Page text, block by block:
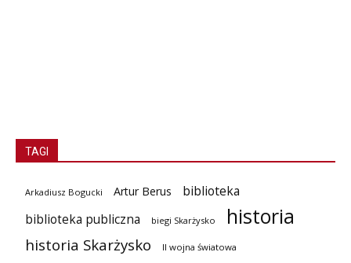
TAGI
Arkadiusz Bogucki Artur Berus
biblioteka
biblioteka publiczna
biegi Skarżysko historia
historia Skarżysko II wojna światowa